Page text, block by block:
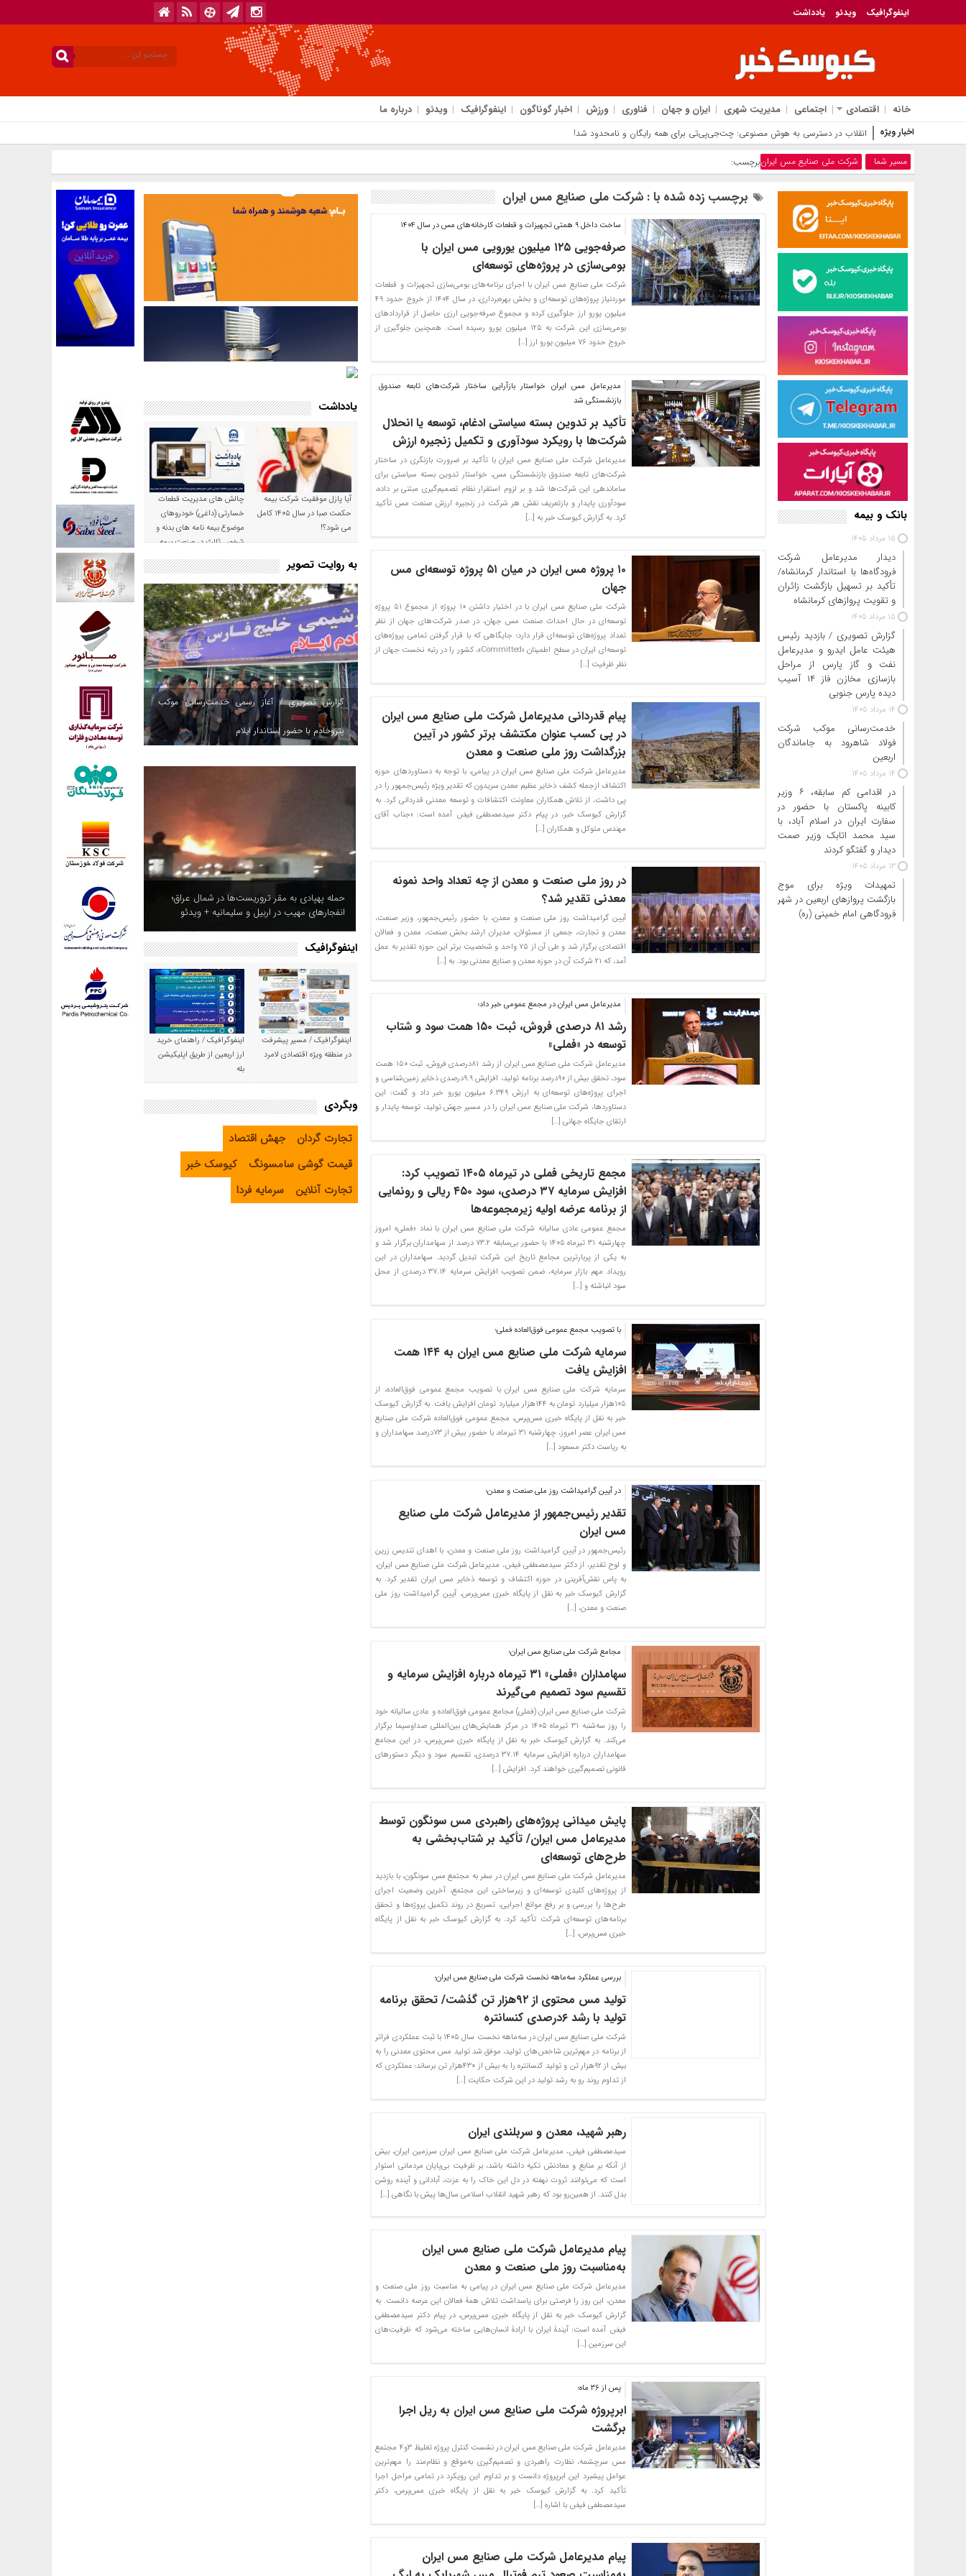
اینفوگرافیک ویدئو یادداشت
خانه اقتصادی اجتماعی مدیریت شهری ایران و جهان فناوری ورزش اخبار گوناگون اینفوگرافیک ویدئو درباره ما
اخبار ویژه خدمت به بازنشستگان‌را افتخار بیمه
مسیر شما برچسب:شرکت ملی صنایع مس ایران
بانک و بیمه
15 مرداد 1405
دیدار مدیرعامل شرکت
فرودگاه‌ها با استاندار کرمانشاه/
تأکید بر تسهیل بازگشت زائران
و تقویت پروازهای کرمانشاه
15 مرداد 1405
گزارش تصویری / بازدید رئیس
هیئت عامل ایدرو و مدیرعامل
نفت و گاز پارس از مراحل
بازسازی مخازن فاز ۱۴ آسیب
دیده پارس جنوبی
14 مرداد 1405
خدمت‌رسانی موکب شرکت
فولاد شاهرود به جاماندگان
اربعین
14 مرداد 1405
در اقدامی کم سابقه، ۶ وزیر
کابینه پاکستان با حضور در
سفارت ایران در اسلام آباد، با
سید محمد اتابک وزیر صمت
دیدار و گفتگو کردند
13 مرداد 1405
تمهیدات ویژه برای موج
بازگشت پروازهای اربعین در شهر
فرودگاهی امام خمینی (ره)
برچسب زده شده با : شرکت ملی صنایع مس ایران
ساخت داخل ۹ همتی تجهیزات و قطعات کارخانه‌های مس در سال ۱۴۰۴
صرفه‌جویی ۱۲۵ میلیون یورویی مس ایران با
بومی‌سازی در پروژه‌های توسعه‌ای
شرکت ملی صنایع مس ایران با اجرای برنامه‌های بومی‌سازی تجهیزات و قطعات
موردنیاز پروژه‌های توسعه‌ای و بخش بهره‌برداری، در سال ۱۴۰۴ از خروج حدود ۴۹
میلیون یورو ارز جلوگیری کرده و مجموع صرفه‌جویی ارزی حاصل از قراردادهای
بومی‌سازی این شرکت به ۱۲۵ میلیون یورو رسیده است. همچنین جلوگیری از
خروج حدود ۷۶ میلیون یورو ارز […]
مدیرعامل مس ایران خواستار بازآرایی ساختار شرکت‌های تابعه صندوق
بازنشستگی شد
تأکید بر تدوین بسته سیاستی ادغام، توسعه یا انحلال
شرکت‌ها با رویکرد سودآوری و تکمیل زنجیره ارزش
مدیرعامل شرکت ملی صنایع مس ایران با تأکید بر ضرورت بازنگری در ساختار
شرکت‌های تابعه صندوق بازنشستگی مس، خواستار تدوین بسته سیاستی برای
ساماندهی این شرکت‌ها شد و بر لزوم استقرار نظام تصمیم‌گیری مبتنی بر داده،
سودآوری پایدار و بازتعریف نقش هر شرکت در زنجیره ارزش صنعت مس تأکید
کرد. به گزارش کیوسک خبر به […]
۱۰ پروژه مس ایران در میان ۵۱ پروژه توسعه‌ای مس
جهان
شرکت ملی صنایع مس ایران با در اختیار داشتن ۱۰ پروژه از مجموع ۵۱ پروژه
توسعه‌ای در حال احداث صنعت مس جهان، در صدر شرکت‌های جهان از نظر
تعداد پروژه‌های توسعه‌ای قرار دارد؛ جایگاهی که با قرار گرفتن تمامی پروژه‌های
توسعه‌ای ایران در سطح اطمینان «Committed»، کشور را در رتبه نخست جهان از
نظر ظرفیت […]
پیام قدردانی مدیرعامل شرکت ملی صنایع مس ایران
در پی کسب عنوان مکتشف برتر کشور در آیین
بزرگداشت روز ملی صنعت و معدن
مدیرعامل شرکت ملی صنایع مس ایران در پیامی، با توجه به دستاوردهای حوزه
اکتشاف ازجمله کشف ذخایر عظیم معدن سریدون که تقدیر ویژه رئیس‌جمهور را در
پی داشت، از تلاش همکاران معاونت اکتشافات و توسعه معدنی قدردانی کرد. به
گزارش کیوسک خبر، در پیام دکتر سیدمصطفی فیض آمده است: «جناب آقای
مهندس متوکل و همکاران […]
در روز ملی صنعت و معدن از چه تعداد واحد نمونه
معدنی تقدیر شد؟
آیین گرامیداشت روز ملی صنعت و معدن، با حضور رئیس‌جمهور، وزیر صنعت،
معدن و تجارت، جمعی از مسئولان، مدیران ارشد بخش صنعت، معدن و فعالان
اقتصادی برگزار شد و طی آن از ۷۵ واحد و شخصیت برتر این حوزه تقدیر به عمل
آمد، که ۲۱ شرکت آن در حوزه معدن و صنایع معدنی بود. به […]
مدیرعامل مس ایران در مجمع عمومی خبر داد؛
رشد ۸۱ درصدی فروش، ثبت ۱۵۰ همت سود و شتاب
توسعه در «فملی»
مدیرعامل شرکت ملی صنایع مس ایران از رشد ۸۱درصدی فروش، ثبت ۱۵۰ همت
سود، تحقق بیش از ۹۰درصد برنامه تولید، افزایش ۹.۹درصدی ذخایر زمین‌شناسی و
اجرای پروژه‌های توسعه‌ای به ارزش ۶.۳۴۹ میلیون یورو خبر داد و گفت: این
دستاوردها، شرکت ملی صنایع مس ایران را در مسیر جهش تولید، توسعه پایدار و
ارتقای جایگاه جهانی […]
مجمع تاریخی فملی در تیرماه ۱۴۰۵ تصویب کرد:
افزایش سرمایه ۳۷ درصدی، سود ۴۵۰ ریالی و رونمایی
از برنامه عرضه اولیه زیرمجموعه‌ها
مجمع عمومی عادی سالیانه شرکت ملی صنایع مس ایران با نماد «فملی» امروز
چهارشنبه ۳۱ تیرماه ۱۴۰۵ با حضور بی‌سابقه ۷۳.۲ درصد از سهامداران برگزار شد و
به یکی از پربارترین مجامع تاریخ این شرکت تبدیل گردید. سهامداران در این
رویداد مهم بازار سرمایه، ضمن تصویب افزایش سرمایه ۳۷.۱۴ درصدی از محل
سود انباشته و […]
با تصویب مجمع عمومی فوق‌العاده فملی؛
سرمایه شرکت ملی صنایع مس ایران به ۱۴۴ همت
افزایش یافت
سرمایه شرکت ملی صنایع مس ایران با تصویب مجمع عمومی فوق‌العاده، از
۱۰۵هزار میلیارد تومان به ۱۴۴هزار میلیارد تومان افزایش یافت. به گزارش کیوسک
خبر به نقل از پایگاه خبری مس‌پرس، مجمع عمومی فوق‌العاده شرکت ملی صنایع
مس ایران عصر امروز، چهارشنبه ۳۱ تیرماه، با حضور بیش از ۷۳درصد سهامداران و
به ریاست دکتر مسعود […]
در آیین گرامیداشت روز ملی صنعت و معدن؛
تقدیر رئیس‌جمهور از مدیرعامل شرکت ملی صنایع
مس ایران
رئیس‌جمهور در آیین گرامیداشت روز ملی صنعت و معدن، با اهدای تندیس زرین
و لوح تقدیر، از دکتر سیدمصطفی فیض، مدیرعامل شرکت ملی صنایع مس ایران،
به پاس نقش‌آفرینی در حوزه اکتشاف و توسعه ذخایر مس ایران تقدیر کرد. به
گزارش کیوسک خبر به نقل از پایگاه خبری مس‌پرس، آیین گرامیداشت روز ملی
صنعت و معدن، […]
مجامع شرکت ملی صنایع مس ایران؛
سهامداران «فملی» ۳۱ تیرماه درباره افزایش سرمایه و
تقسیم سود تصمیم می‌گیرند
شرکت ملی صنایع مس ایران (فملی) مجامع عمومی فوق‌العاده و عادی سالیانه خود
را روز سه‌شنبه ۳۱ تیرماه ۱۴۰۵ در مرکز همایش‌های بین‌المللی صداوسیما برگزار
می‌کند. به گزارش کیوسک خبر به نقل از پایگاه خبری مس‌پرس، در این مجامع
سهامداران درباره افزایش سرمایه ۳۷.۱۴ درصدی، تقسیم سود و دیگر دستورهای
قانونی تصمیم‌گیری خواهند کرد. افزایش […]
پایش میدانی پروژه‌های راهبردی مس سونگون توسط
مدیرعامل مس ایران/ تأکید بر شتاب‌بخشی به
طرح‌های توسعه‌ای
مدیرعامل شرکت ملی صنایع مس ایران در سفر به مجتمع مس سونگون، با بازدید
از پروژه‌های کلیدی توسعه‌ای و زیرساختی این مجتمع، آخرین وضعیت اجرای
طرح‌ها را بررسی و بر رفع موانع اجرایی، تسریع در روند تکمیل پروژه‌ها و تحقق
برنامه‌های توسعه‌ای شرکت تأکید کرد. به گزارش کیوسک خبر به نقل از پایگاه
خبری مس‌پرس، […]
بررسی عملکرد سه‌ماهه نخست شرکت ملی صنایع مس ایران؛
تولید مس محتوی از ۹۲هزار تن گذشت/ تحقق برنامه
تولید با رشد ۶درصدی کنسانتره
شرکت ملی صنایع مس ایران در سه‌ماهه نخست سال ۱۴۰۵ با ثبت عملکردی فراتر
از برنامه در مهم‌ترین شاخص‌های تولید، موفق شد تولید مس محتوی معدنی را به
بیش از ۹۲هزار تن و تولید کنسانتره را به بیش از ۴۳۰هزار تن برساند؛ عملکردی که
از تداوم روند رو به رشد تولید در این شرکت حکایت […]
رهبر شهید، معدن و سربلندی ایران
سیدمصطفی‌‌ فیض، مدیرعامل شرکت ملی صنایع مس ایران سرزمین ایران، بیش
از آنکه بر منابع و معادنش تکیه داشته باشد، بر ظرفیت بی‌پایان مردمانی استوار
است که می‌توانند ثروت نهفته در دل این خاک را به عزت، آبادانی و آینده روشن
بدل کنند. از همین‌رو بود که رهبر شهید انقلاب اسلامی سال‌ها پیش با نگاهی […]
پیام مدیرعامل شرکت ملی صنایع مس ایران
به‌مناسبت روز ملی صنعت و معدن
مدیرعامل شرکت ملی صنایع مس ایران در پیامی به مناسبت روز ملی صنعت و
معدن، این روز را فرصتی برای پاسداشت تلاش همۀ فعالان این عرصه دانست. به
گزارش کیوسک خبر به نقل از پایگاه خبری مس‌پرس، در پیام دکتر سیدمصطفی
فیض آمده است: آیندۀ ایران با ارادۀ انسان‌هایی ساخته می‌شود که ظرفیت‌های
این سرزمین […]
پس از ۳۶ ماه؛
ابرپروژه شرکت ملی صنایع مس ایران به ریل اجرا
برگشت
مدیرعامل شرکت ملی صنایع مس ایران در نشست کنترل پروژه تغلیظ ۳و۴ مجتمع
مس سرچشمه، نظارت راهبردی و تصمیم‌گیری به‌موقع و نظام‌مند را مهم‌ترین
عوامل پیشبرد این ابرپروژه دانست و بر تداوم این رویکرد در تمامی مراحل اجرا
تأکید کرد. به گزارش کیوسک خبر به نقل از پایگاه خبری مس‌پرس، دکتر
سیدمصطفی فیض با اشاره […]
پیام مدیرعامل شرکت ملی صنایع مس ایران
یادداشت
آیا پازل موفقیت شرکت بیمه
حکمت صبا در سال ۱۴۰۵ کامل
می شود؟!
چالش های مدیریت قطعات
خسارتی (داغی) خودروهای
موضوع بیمه نامه های بدنه و
شخص ثالث در صنعت بیمه
به روایت تصویر
گزارش تصویری / آغاز رسمی خدمت‌رسانی موکب
پتروخادم با حضور استاندار ایلام
حمله پهپادی به مقر تروریست‌ها در شمال عراق؛
انفجارهای مهیب در اربیل و سلیمانیه + ویدئو
اینفوگرافیک
اینفوگرافیک / مسیر پیشرفت
در منطقه ویژه اقتصادی لامرد
اینفوگرافیک / راهنمای خرید
ارز اربعین از طریق اپلیکیشن
بله
وبگردی
تجارت گردان
جهش اقتصاد
قیمت گوشی سامسونگ
کیوسک خبر
تجارت آنلاین
سرمایه فردا